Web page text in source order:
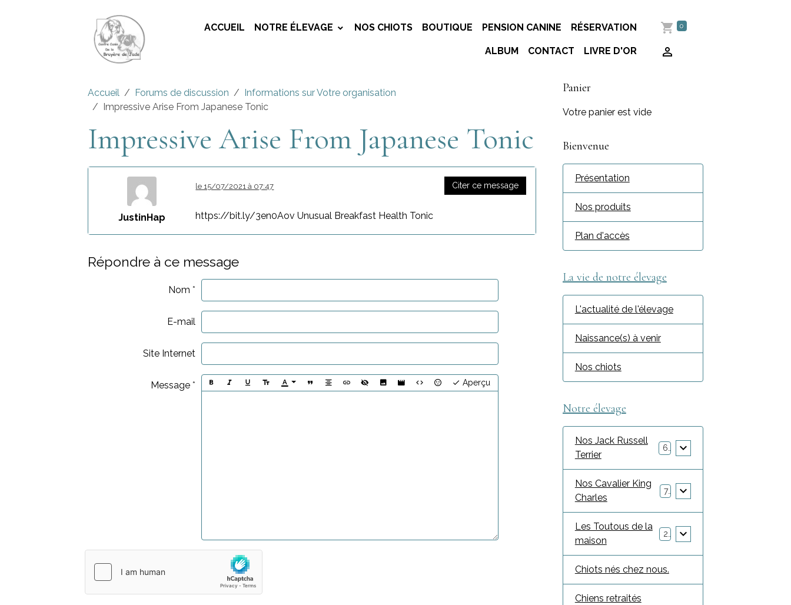
ACCUEIL NOTRE ÉLEVAGE NOS CHIOTS BOUTIQUE PENSION CANINE RÉSERVATION
ALBUM CONTACT LIVRE D'OR
0
Accueil Forums de discussion
Informations sur Votre organisation
Impressive Arise From Japanese Tonic
Impressive Arise From Japanese Tonic
JustinHap
le 15/07/2021 à 07:47 Citer ce message
https://bit.ly/3en0Aov Unusual Breakfast Health Tonic
Répondre à ce message
Nom
E-mail
Site Internet
Message Aperçu
Panier
Votre panier est vide
Bienvenue
Présentation
Nos produits
Plan d'accès
La vie de notre élevage
L'actualité de l'élevage
Naissance(s) à venir
Nos chiots
Notre élevage
Nos Jack Russell
Terrier
Nos Cavalier King
Charles
7
Les Toutous de la
maison
Chiots nés chez nous.
Chiens retraités